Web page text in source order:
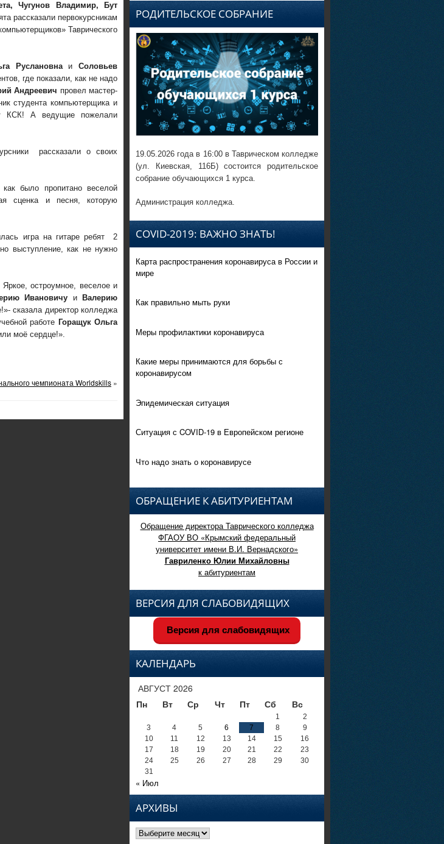
Чугунов Владимир, Бут
рассказали первокурсникам
Таврического
РуслановнаиСоловьев
где показали, как не надо
Андреевич провел мастер-
студента компьютерщика и
КСК! А ведущие пожелали
рассказали о своих
было пропитано веселой
сценка и песня, которую
игра на гитаре ребят 2
выступление, как не нужно
остроумное, веселое и
Ивановичу и
Валерию
сказала директор колледжа
работе Горащук Ольга
моё сердце!».
чемпионата Worldskills »
РОДИТЕЛЬСКОЕ СОБРАНИЕ
19.05.2026 года в 16:00 в Таврическом колледже
(ул. Киевская, 116Б) состоится родительское
собрание обучающихся 1 курса.
Администрация колледжа.
COVID-2019: ВАЖНО ЗНАТЬ!
Карта распространения коронавируса в России и
мире
Как правильно мыть руки
Меры профилактики коронавируса
Какие меры принимаются для борьбы с
коронавирусом
Эпидемическая ситуация
Ситуация с COVID-19 в Европейском регионе
Что надо знать о коронавирусе
ОБРАЩЕНИЕ К АБИТУРИЕНТАМ
Обращение директора Таврического колледжа
ФГАОУ ВО «Крымский федеральный
университет имени В.И. Вернадского»
Гавриленко Юлии Михайловны
к абитуриентам
ВЕРСИЯ ДЛЯ СЛАБОВИДЯЩИХ
Версия для слабовидящих
КАЛЕНДАРЬ
АВГУСТ 2026
Пн
Вт Ср Чт Пт Сб Вс
1
2
3
4 5 6 7 8
9
10
11 12 13 14 15
16
17
18 19 20 21 22
23
24
25 26 27 28 29
30
31
« Июл
АРХИВЫ
Архивы